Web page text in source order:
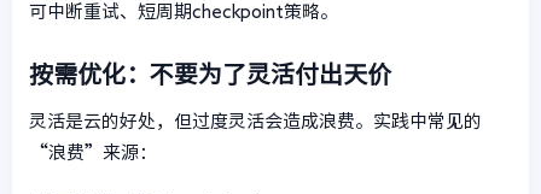
可中断重试、短周期checkpoint策略。
按需优化：不要为了灵活付出天价
灵活是云的好处，但过度灵活会造成浪费。实践中常见的
“浪费”来源：